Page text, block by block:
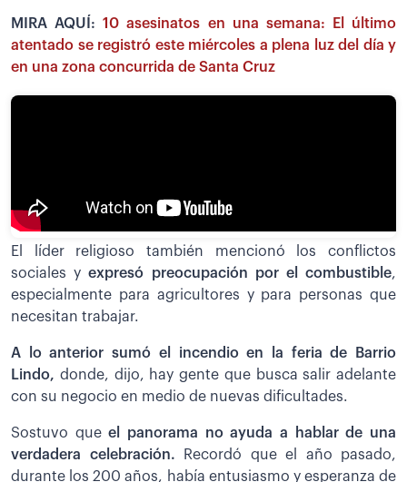
MIRA AQUÍ:10 asesinatos en una semana: El último
atentado se registró este miércoles a plena luz del día y
en una zona concurrida de Santa Cruz
El líder religioso también mencionó los conflictos
sociales y expresó preocupación por el combustible,
especialmente para agricultores y para personas que
necesitan trabajar.
A lo anterior sumó el incendio en la feria de Barrio
Lindo, donde, dijo, hay gente que busca salir adelante
con su negocio en medio de nuevas dificultades.
Sostuvo queel panorama no ayuda a hablar de una
verdadera celebración.
Recordó que el año pasado,
durante los 200 años, había entusiasmo y esperanza de